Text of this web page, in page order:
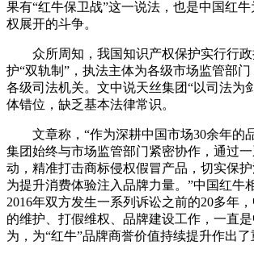
果有“红牛保卫战”这一说法，也是中国红
权展开的斗争。
众所周知，我国知识产权保护实行行政
护“双轨制”，执法主体为各级市场监管部
各级司法机关。文中说天丝集团“以司法为
体错位，缺乏基本法律常识。
文章称，“作为深耕中国市场30余年的
集团始终与市场监管部门紧密协作，通过
动，精准打击商标侵权假冒产品，切实保
为提升消费体验注入品牌力量。”中国红牛
2016年双方发生一系列诉讼之前的20多年
的维护、打假维权、品牌建设工作，一直
为，为“红牛”品牌商誉价值持续提升作出了